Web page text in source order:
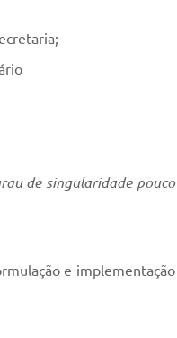
de singularidade
e